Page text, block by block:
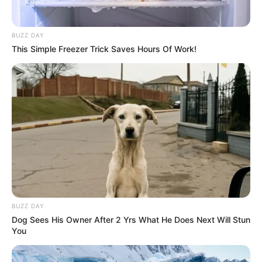
20:47 / 05 Avqust 2026 SİYASƏT
Təcili! İsrail hərəkətə keçdi -Bu ölkə
BOMBALANIR
91
BUZZ DAY
This Simple Freezer Trick Saves Hours Of Work!
BUZZ DAY
Dog Sees His Owner After 2 Yrs What He Does Next Will Stun
You